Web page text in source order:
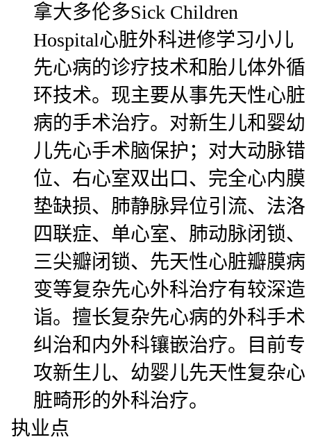
拿大多伦多Sick Children
Hospital心脏外科进修学习小儿
先心病的诊疗技术和胎儿体外循
环技术。现主要从事先天性心脏
病的手术治疗。对新生儿和婴幼
儿先心手术脑保护；对大动脉错
位、右心室双出口、完全心内膜
垫缺损、肺静脉异位引流、法洛
四联症、单心室、肺动脉闭锁、
三尖瓣闭锁、先天性心脏瓣膜病
变等复杂先心外科治疗有较深造
诣。擅长复杂先心病的外科手术
纠治和内外科镶嵌治疗。目前专
攻新生儿、幼婴儿先天性复杂心
脏畸形的外科治疗。
执业点